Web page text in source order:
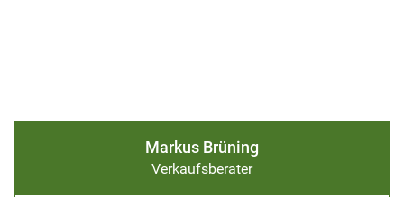
Markus Brüning
Verkaufsberater